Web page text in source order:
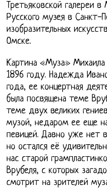
Третьяковской галереи в
Русского музея в Санкт-
изобразительных
Омске.
Картина «Муза» Михаила
1896 году. Надежда
года, ее концертная
была посвящена теме
теме двух великих
музой, недаром ее еще
певицей. Давно уже нет
но остался её
нас старой
Врубеля, с которых
смотрит на зрителей